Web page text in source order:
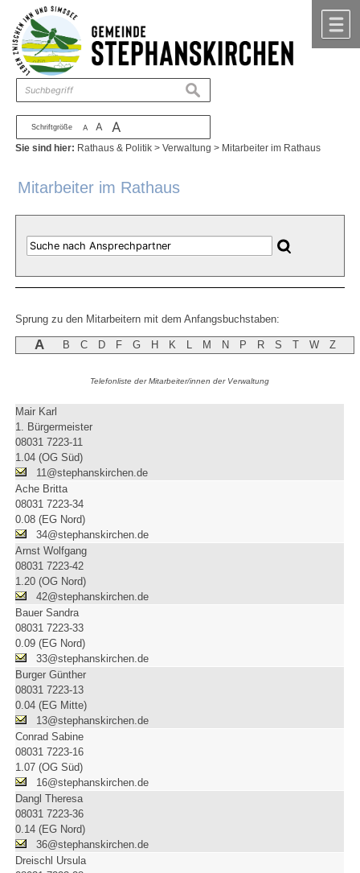
Zum Inhalt ,zur Navigation
Schriftgröße A A A
suchen
Sie sind hier: Rathaus & Politik >Verwaltung > Mitarbeiter im Rathaus
Mitarbeiter im Rathaus
Sprung zu den Mitarbeitern mit dem Anfangsbuchstaben:
A B C D F G H K L M N P R S T W Z
Telefonliste der Mitarbeiter/innen der Verwaltung
Mair Karl
1. Bürgermeister
08031 7223-11
1.04 (OG Süd)
11@stephanskirchen.de
Ache Britta
08031 7223-34
0.08 (EG Nord)
34@stephanskirchen.de
Arnst Wolfgang
08031 7223-42
1.20 (OG Nord)
42@stephanskirchen.de
Bauer Sandra
08031 7223-33
0.09 (EG Nord)
33@stephanskirchen.de
Burger Günther
08031 7223-13
0.04 (EG Mitte)
13@stephanskirchen.de
Conrad Sabine
08031 7223-16
1.07 (OG Süd)
16@stephanskirchen.de
Dangl Theresa
08031 7223-36
0.14 (EG Nord)
36@stephanskirchen.de
Dreischl Ursula